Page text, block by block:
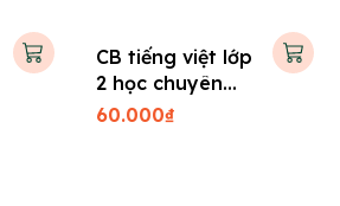
CB tiếng việt lớp
2 học chuyên
sâu
60.000₫